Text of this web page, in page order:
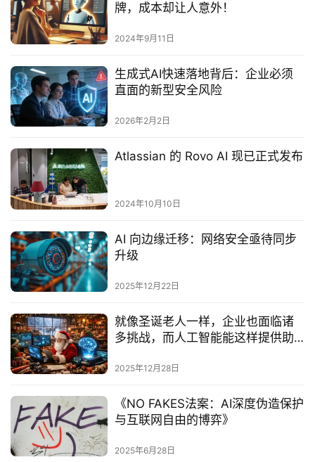
牌，成本却让人意外！
2024年9月11日
生成式AI快速落地背后：企业必须
直面的新型安全风险
2026年2月2日
Atlassian 的 Rovo AI 现已正式发布
2024年10月10日
AI 向边缘迁移：网络安全亟待同步
升级
2025年12月22日
就像圣诞老人一样，企业也面临诸
多挑战，而人工智能能这样提供助
2025年12月28日
《NO FAKES法案：AI深度伪造保护
与互联网自由的博弈》‌
2025年6月28日